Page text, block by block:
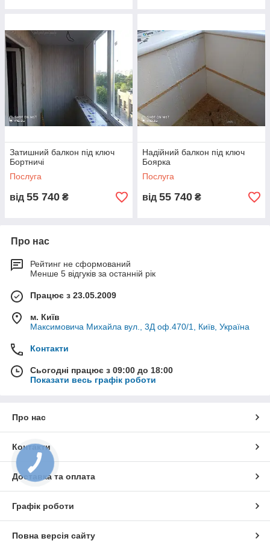
робочих днів, від заміру, підписання договору і
внесення вами авансу.
Засклення і облаштування вашого замовлення може
тривати від 1 до 3-х днів, в залежності від обсягу
обраних вами робіт.
Якщо плануєте, облаштувати ваш балкон,
звертайтесь!
Ми гарантуємо якісну роботу за доступними цінами.
З радістю внесемо затишок і тепло до Вашої оселі.
+380 (73) 777-31-49
+380 (66) 777-31-49
Затишний балкон під ключ
Бортничі
Послуга
від 55 740 ₴
Надійний балкон під ключ
Боярка
Послуга
від 55 740 ₴
Про нас
Рейтинг не сформований
Менше 5 відгуків за останній рік
Працює з 23.05.2009
м. Київ
Максимовича Михайла вул., 3Д оф.470/1, Київ, Україна
Контакти
Сьогодні працює з 09:00 до 18:00
Показати весь графік роботи
Про нас
Контакти
Доставка та оплата
Графік роботи
Повна версія сайту